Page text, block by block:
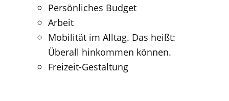
Persönliches Budget
Arbeit
Mobilität im Alltag. Das heißt:
Überall hinkommen können.
Freizeit-Gestaltung